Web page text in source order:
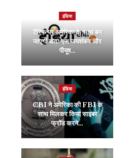
इंडिया
टैरिफ पर अमेरिका के साथ बन
जाएगी बात? एस जयशंकर और
पीयूष…
इंडिया
CBI ने अमेरिका की FBI के
साथ मिलकर किया साइबर
फ्रॉड करने…